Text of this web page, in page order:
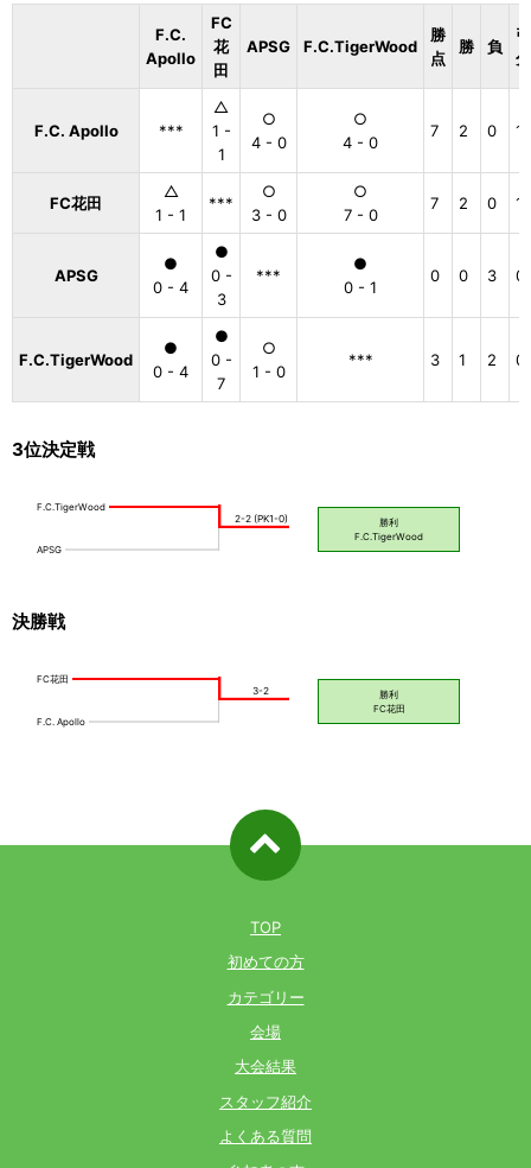
F.C.
Apollo
FC
花
田
APSG F.C.TigerWood
勝
点
勝 負
引
分
F.C. Apollo ***
△
1 -
1
○
4 - 0
○
4 - 0
7 2 0 1
FC花田
△
1 - 1
***
○
3 - 0
○
7 - 0
7 2 0 1
APSG
●
0 - 4
●
0 -
3
***
●
0 - 1
0 0 3 0
F.C.TigerWood
●
0 - 4
●
0 -
7
○
1 - 0
*** 3 1 2 0
3位決定戦
決勝戦
TOP
初めての方
カテゴリー
会場
大会結果
スタッフ紹介
よくある質問